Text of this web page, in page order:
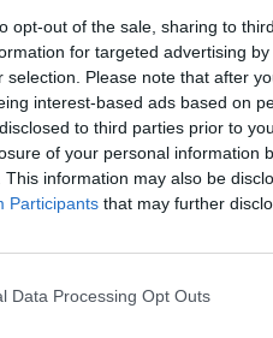
opt-out of the sale, sharing to
for targeted advertising
selection. Please note that after
interest-based ads based on
to third parties prior to
of your personal information
This information may also be
Participants that may further
Data Processing Opt Outs
Αναπόσπαστο
της χώρας
ΕΤΑΔ, Ηρώ
ακόμη σημαντικό βήμα
της
ιστορίας της χώρας
για τις τοπικές
και ιδιαίτερα